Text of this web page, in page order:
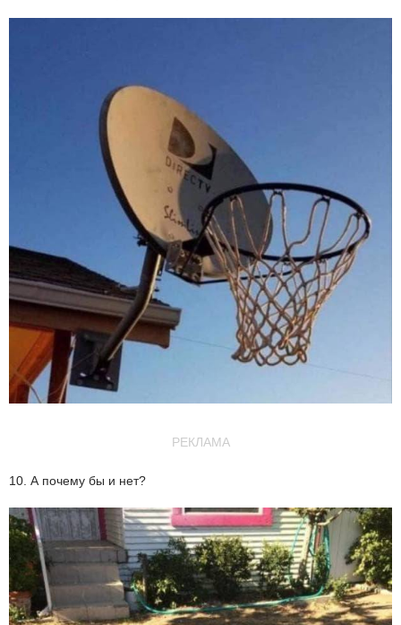
РЕКЛАМА
10. А почему бы и нет?